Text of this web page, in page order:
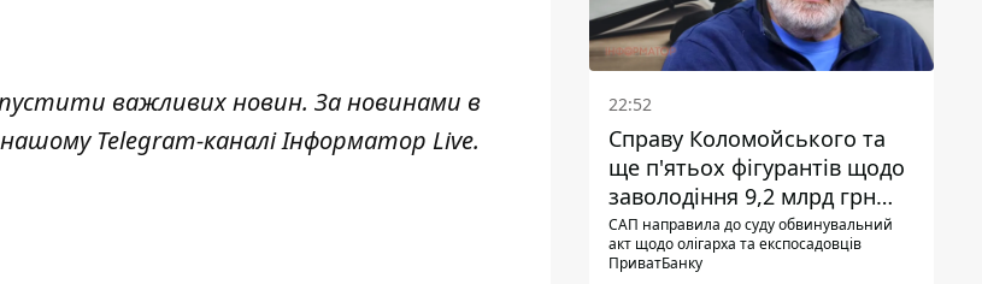
важливих новин. За новинами в
Telegram-каналіІнформатор Live.
22:52
Справу Коломойського та
ще п'ятьох фігурантів щодо
заволодіння 9,2 млрд грн
ПриватБанку скерували до
суду
САП направила до суду обвинувальний
акт щодо олігарха та експосадовців
ПриватБанку